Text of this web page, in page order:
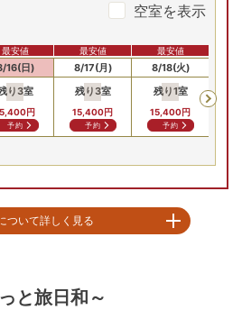
空室を表示
16(日)
り3室
円
予約
最安値
8/17(月)
残り3室
15,400円
予約
最安値
8/18(火)
残り1室
15,400円
予約
最安値
ついて詳しく見る
沢。 と旅日和～